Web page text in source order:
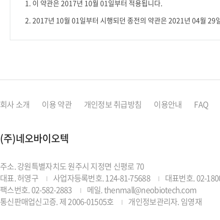
1. 이 약관은 2017년 10월 01일부터 적용됩니다.
2. 2017년 10월 01일부터 시행되던 종전의 약관은 2021년 04월 29
회사 소개 이용 약관 개인정보 취급방침 이용안내 FAQ
(주)네오바이오텍
주소. 강원특별자치도 원주시 지정면 신평로 70
대표. 허영구
사업자등록번호. 124-81-75688
대표번호. 02-
팩스번호. 02-582-2883
메일. thenmall@neobiotech.com
통신판매업신고증. 제 2006-01505호
개인정보관리자. 임영재